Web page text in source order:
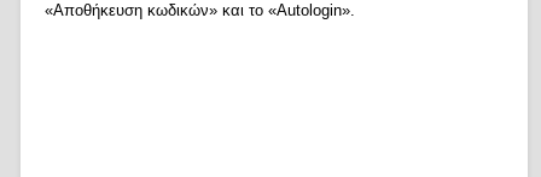
«Αποθήκευση κωδικών» και το «Autologin».